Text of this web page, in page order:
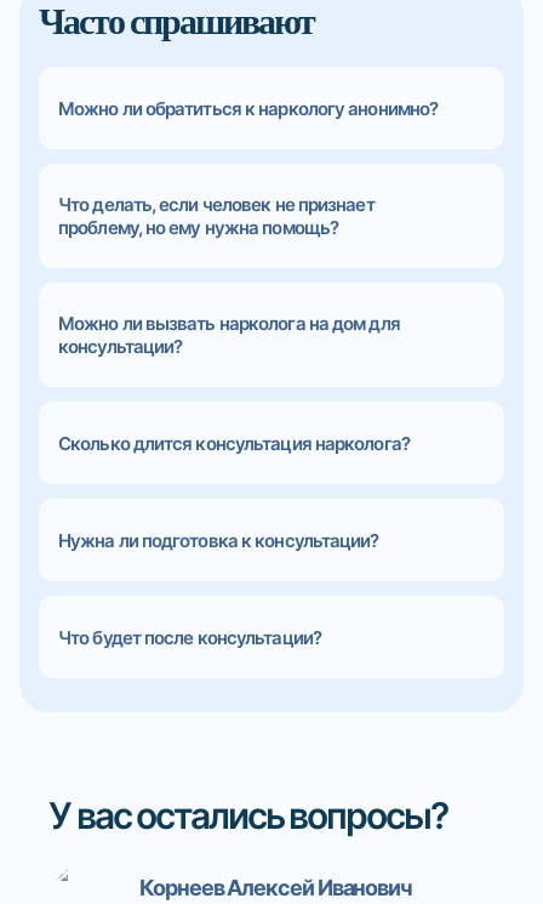
Часто спрашивают
Можно ли обратиться к наркологу анонимно?
Что делать, если человек не признает
проблему, но ему нужна помощь?
Можно ли вызвать нарколога на дом для
консультации?
Сколько длится консультация нарколога?
Нужна ли подготовка к консультации?
Что будет после консультации?
У вас остались вопросы?
Корнеев Алексей Иванович